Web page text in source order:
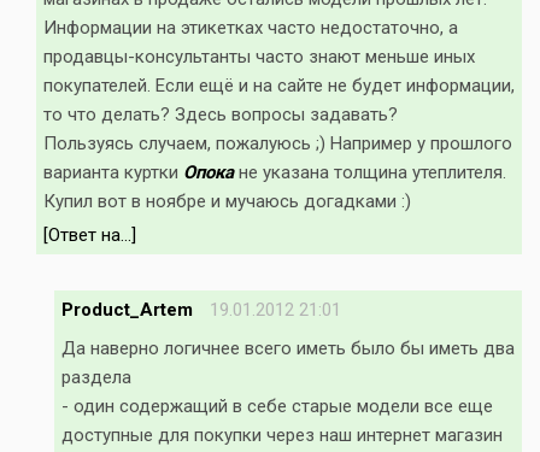
Информации на этикетках часто недостаточно, а
продавцы-консультанты часто знают меньше иных
покупателей. Если ещё и на сайте не будет информации,
то что делать? Здесь вопросы задавать?
Пользуясь случаем, пожалуюсь ;) Например у прошлого
варианта куртки Опокане указана толщина утеплителя.
Купил вот в ноябре и мучаюсь догадками :)
[Ответ на...]
Product_Artem
19.01.2012 21:01
Да наверно логичнее всего иметь было бы иметь два
раздела
- один содержащий в себе старые модели все еще
доступные для покупки через наш интернет магазин